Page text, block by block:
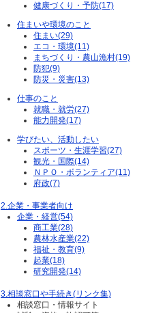
健康づくり・予防(17)
住まいや環境のこと
住まい(29)
エコ・環境(11)
まちづくり・農山漁村(19)
防犯(9)
防災・災害(13)
仕事のこと
就職・就労(27)
能力開発(17)
学びたい、活動したい
スポーツ・生涯学習(27)
観光・国際(14)
ＮＰＯ・ボランティア(11)
府政(7)
2.企業・事業者向け
企業・経営(54)
商工業(28)
農林水産業(22)
福祉・教育(9)
起業(18)
研究開発(14)
3.相談窓口や手続き(リンク集)
相談窓口・情報サイト